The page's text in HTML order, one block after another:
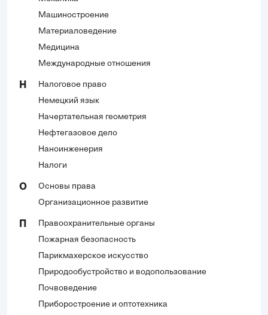
Машиностроение
Материаловедение
Медицина
Международные отношения
Н
Налоговое право
Немецкий язык
Начертательная геометрия
Нефтегазовое дело
Наноинженерия
Налоги
О
Основы права
Организационное развитие
Правоохранительные органы
Пожарная безопасность
Парикмахерское искусство
Природообустройство и водопользование
Почвоведение
Приборостроение и оптотехника